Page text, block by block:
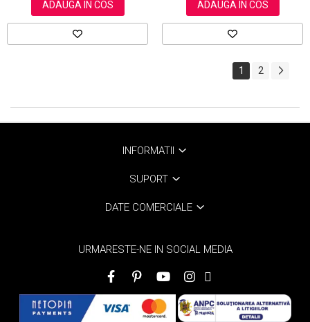
ADAUGA IN COS ADAUGA IN COS
1 2
INFORMATII
SUPORT
DATE COMERCIALE
URMARESTE-NE IN SOCIAL MEDIA